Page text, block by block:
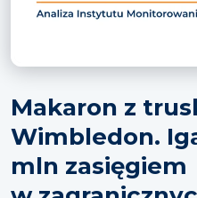
Makaron z
Wimbledon.
mln zasięgiem